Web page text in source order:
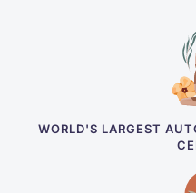
WORLD'S LARGEST